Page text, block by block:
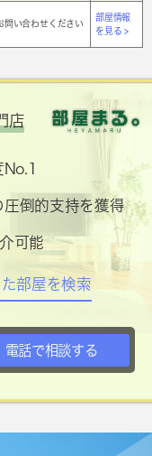
い合わせください
部屋情報
を見る >
店
倒的支持を獲得
可能
部屋を検索
電話で相談する